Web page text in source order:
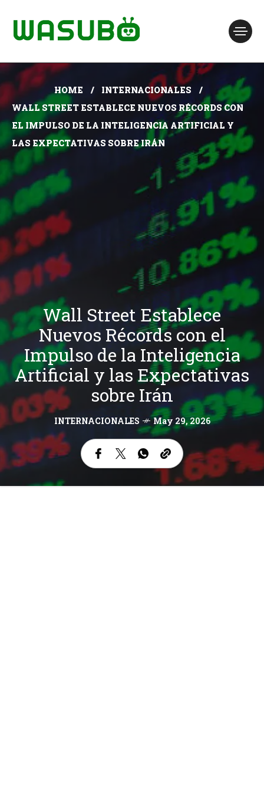
HOME
INTERNACIONALES
WALL STREET ESTABLECE NUEVOS RÉCORDS CON
EL IMPULSO DE LA INTELIGENCIA ARTIFICIAL Y
LAS EXPECTATIVAS SOBRE IRÁN
Wall Street Establece
Nuevos Récords con el
Impulso de la Inteligencia
Artificial y las Expectativas
sobre Irán
INTERNACIONALES May 29, 2026